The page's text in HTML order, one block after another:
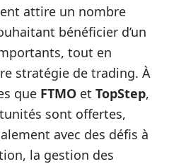
attire un nombre
bénéficier d’un
tout en
stratégie de trading. À
que FTMO et TopStep,
sont offertes,
avec des défis à
la gestion des